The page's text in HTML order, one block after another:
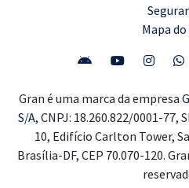
Mapa
Gran é uma marca da empresa
S/A, CNPJ: 18.260.822/0001-77,
10, Edifício Carlton Tower,
Brasília-DF, CEP 70.070-120.